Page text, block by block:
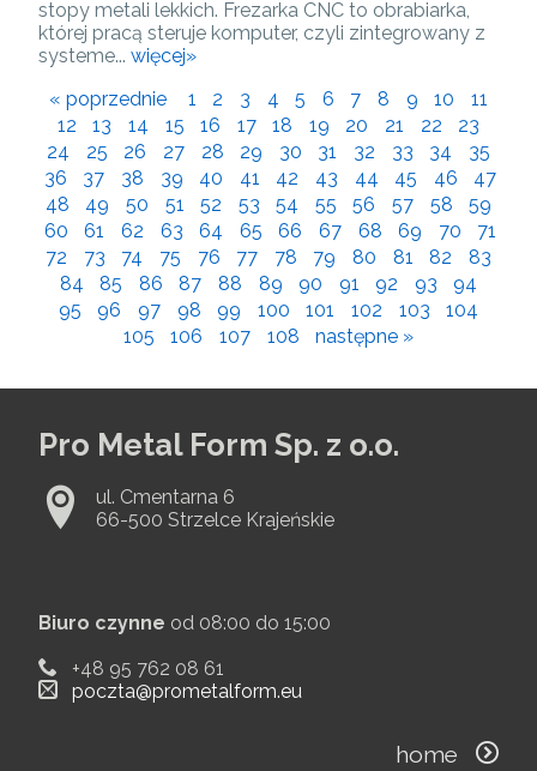
stopy metali lekkich. Frezarka CNC to obrabiarka,
której pracą steruje komputer, czyli zintegrowany z
systeme... więcej»
« poprzednie
1 2 3 4 5 6 7 8 9 10
11
12
13 14 15 16 17 18 19 20 21 22
23
24
25 26 27 28 29 30 31 32 33 34
35
36
37 38 39 40 41 42 43 44 45 46
47
48
49 50 51 52 53 54 55 56 57 58
59
60
61 62 63 64 65 66 67 68 69 70
71
72
73 74 75 76 77 78 79 80 81 82
83
84
85 86 87 88 89 90 91 92 93
94
95
96 97 98 99 100 101 102 103
104
105
106 107 108 następne »
Pro Metal Form Sp. z o.o.
ul. Cmentarna 6
66-500 Strzelce Krajeńskie
Biuro czynne od 08:00 do 15:00
+48 95 762 08 61
poczta@prometalform.eu
home